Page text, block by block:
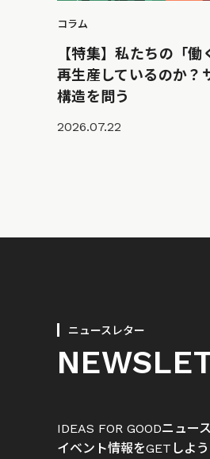
コラム
【特集】私たちの「
再生産しているのか？
構造を問う
2026.07.22
ニュースレター
IDEAS FOR GOODニュー
イベント情報をGETしよう